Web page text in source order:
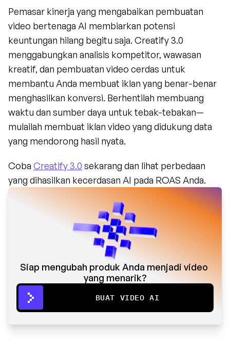
Pemasar kinerja yang mengabaikan pembuatan
video bertenaga AI membiarkan potensi
keuntungan hilang begitu saja. Creatify 3.0
menggabungkan analisis kompetitor, wawasan
kreatif, dan pembuatan video cerdas untuk
membantu Anda membuat iklan yang benar-benar
menghasilkan konversi. Berhentilah membuang
waktu dan sumber daya untuk tebak-tebakan—
mulailah membuat iklan video yang didukung data
yang mendorong hasil nyata.
Coba Creatify 3.0 sekarang dan lihat perbedaan
yang dihasilkan kecerdasan AI pada ROAS Anda.
Siap mengubah produk Anda menjadi video
yang menarik?
BUAT VIDEO AI